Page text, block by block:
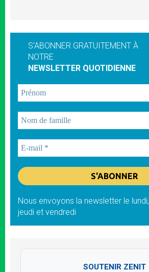
S'ABONNER GRATUITEMENT À
NOTRE
NEWSLETTER QUOTIDIENNE
Nous envoyons la newsletter le
jeudi et vendredi
SOUTENIR ZENIT